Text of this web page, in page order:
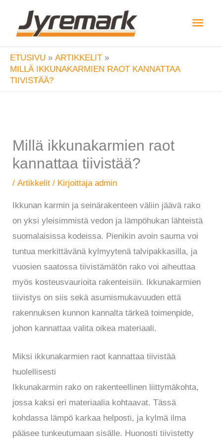
sisältöön
ETUSIVU
ARTIKKELIT
MILLÄ IKKUNAKARMIEN RAOT KANNATTAA
TIIVISTÄÄ?
Millä ikkunakarmien raot
kannattaa tiivistää?
/Artikkelit / Kirjoittajaadmin
Ikkunan karmin ja seinärakenteen väliin jäävä rako
on yksi yleisimmistä vedon ja lämpöhukan lähteistä
suomalaisissa kodeissa. Pienikin avoin sauma voi
tuntua merkittävänä kylmyytenä talvipakkasilla, ja
vuosien saatossa tiivistämätön rako voi aiheuttaa
myös kosteusvaurioita rakenteisiin. Ikkunakarmien
tiivistys on siis sekä asumismukavuuden että
rakennuksen kunnon kannalta tärkeä toimenpide,
johon kannattaa valita oikea materiaali.
Miksi ikkunakarmien raot kannattaa tiivistää
huolellisesti
Ikkunakarmin rako on rakenteellinen liittymäkohta,
jossa kaksi eri materiaalia kohtaavat. Tässä
kohdassa lämpö karkaa helposti, ja kylmä ilma
pääsee tunkeutumaan sisälle. Huonosti tiivistetty